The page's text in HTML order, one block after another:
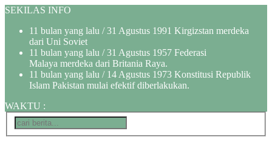
SEKILAS INFO
11 bulan yang lalu / 31 Agustus 1991 Kirgizstan merdeka
dari Uni Soviet
11 bulan yang lalu / 31 Agustus 1957 Federasi
Malaya merdeka dari Britania Raya.
11 bulan yang lalu / 14 Agustus 1973 Konstitusi Republik
Islam Pakistan mulai efektif diberlakukan.
WAKTU :